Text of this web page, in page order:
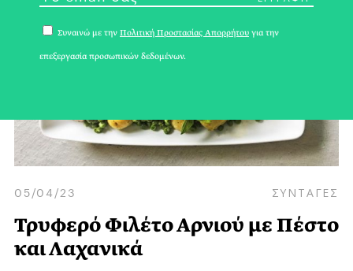
05/04/23 ΣΥΝΤΑΓΕΣ
Τρυφερό Φιλέτο Αρνιού με Πέστο
και Λαχανικά
Συναινώ με την Πολιτική Προστασίας Απορρήτου για την
επεξεργασία προσωπικών δεδομένων.